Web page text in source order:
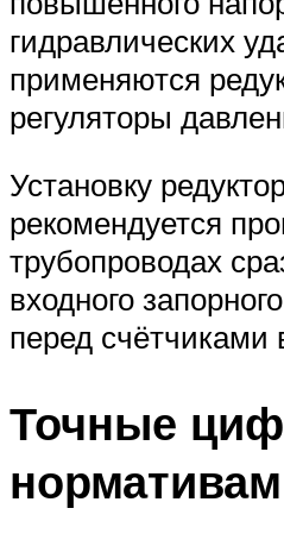
гидравлических
применяются
регуляторы
Установку
рекомендуется
трубопроводах
входного
перед счётчиками
Точные